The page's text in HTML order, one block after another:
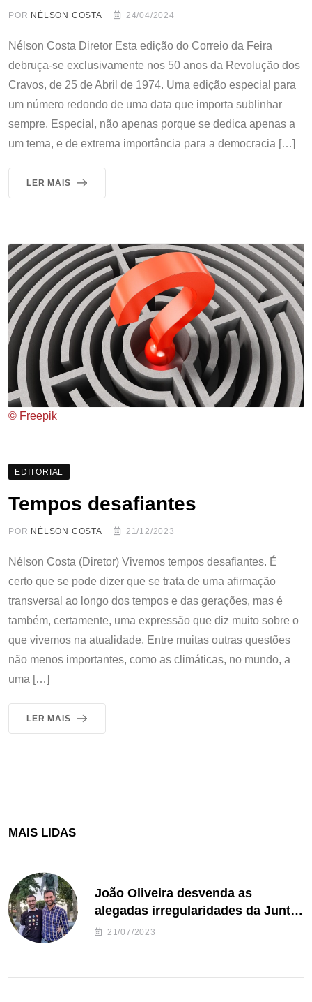
POR NÉLSON COSTA 24/04/2024
Nélson Costa Diretor Esta edição do Correio da Feira
debruça-se exclusivamente nos 50 anos da Revolução dos
Cravos, de 25 de Abril de 1974. Uma edição especial para
um número redondo de uma data que importa sublinhar
sempre. Especial, não apenas porque se dedica apenas a
um tema, e de extrema importância para a democracia […]
LER MAIS
© Freepik
EDITORIAL
Tempos desafiantes
POR NÉLSON COSTA 21/12/2023
Nélson Costa (Diretor) Vivemos tempos desafiantes. É
certo que se pode dizer que se trata de uma afirmação
transversal ao longo dos tempos e das gerações, mas é
também, certamente, uma expressão que diz muito sobre o
que vivemos na atualidade. Entre muitas outras questões
não menos importantes, como as climáticas, no mundo, a
uma […]
LER MAIS
MAIS LIDAS
João Oliveira desvenda as
alegadas irregularidades da Junta
de Freguesia S. João de Ver
21/07/2023